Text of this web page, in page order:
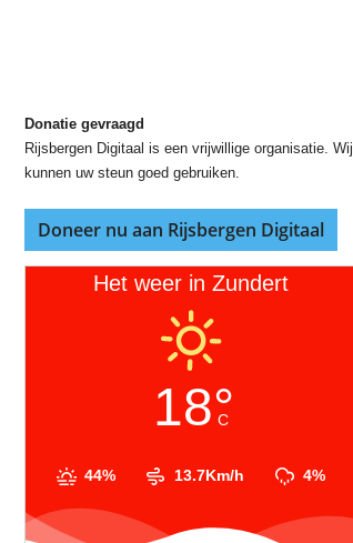
Donatie gevraagd
Rijsbergen Digitaal is een vrijwillige organisatie. Wij
kunnen uw steun goed gebruiken.
Doneer nu aan Rijsbergen Digitaal
Het weer in Zundert
18°
C
44% 13.7Km/h 4%